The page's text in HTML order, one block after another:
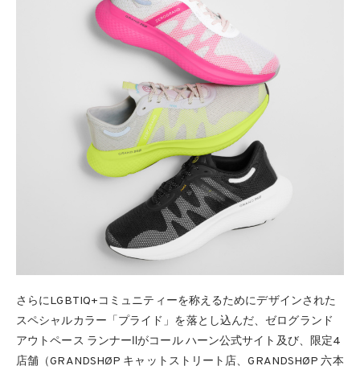
さらにLGBTIQ+コミュニティーを称えるためにデザインされた
スペシャルカラー「プライド」を落とし込んだ、ゼログランド
アウトペース ランナーⅡがコール ハーン公式サイト及び、限定4
店舗（GRANDSHØP キャットストリート店、GRANDSHØP 六本